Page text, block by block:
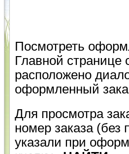
Посмотреть
Главной странице
расположено
оформленный
Для просмотра
номер заказа
указали при